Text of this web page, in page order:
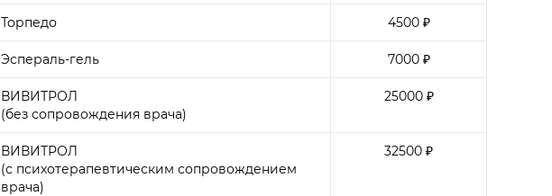
Торпедо 4500 ₽
Эспераль-гель 7000 ₽
ВИВИТРОЛ
(без сопровождения врача)
25000 ₽
ВИВИТРОЛ
(с психотерапевтическим сопровождением
врача)
32500 ₽